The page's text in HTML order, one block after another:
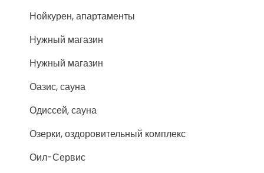
Нойкурен, апартаменты
Нужный магазин
Нужный магазин
Оазис, сауна
Одиссей, сауна
Озерки, оздоровительный комплекс
Оил-Сервис